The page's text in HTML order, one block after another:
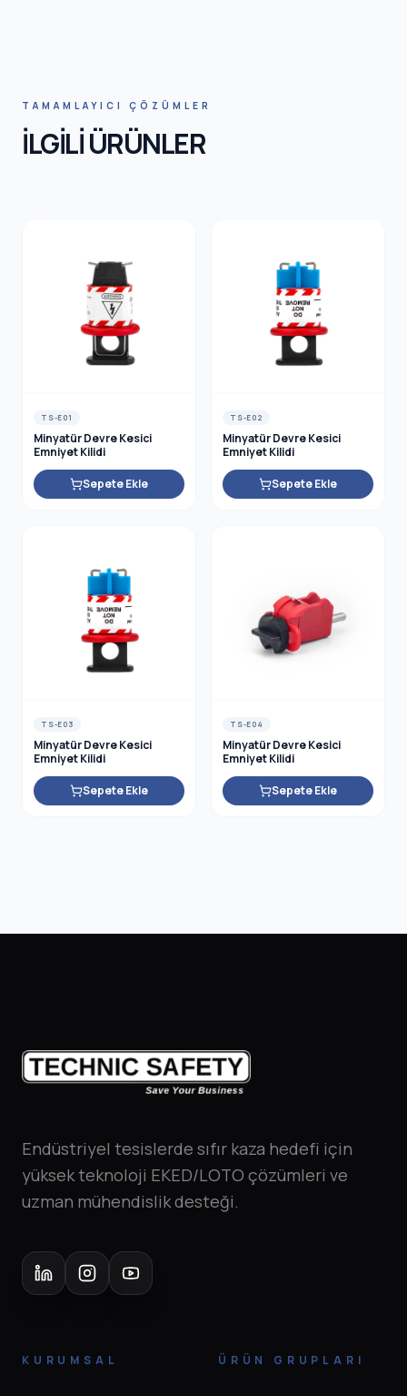
TAMAMLAYICI ÇÖZÜMLER
İLGİLİ ÜRÜNLER
TS-E01
Minyatür Devre Kesici
Emniyet Kilidi
Sepete Ekle
TS-E02
Minyatür Devre Kesici
Emniyet Kilidi
Sepete Ekle
TS-E03
Minyatür Devre Kesici
Emniyet Kilidi
Sepete Ekle
TS-E04
Minyatür Devre Kesici
Emniyet Kilidi
Sepete Ekle
Endüstriyel tesislerde sıfır kaza hedefi için
yüksek teknoloji EKED/LOTO çözümleri ve
uzman mühendislik desteği.
KURUMSAL ÜRÜN GRUPLARI